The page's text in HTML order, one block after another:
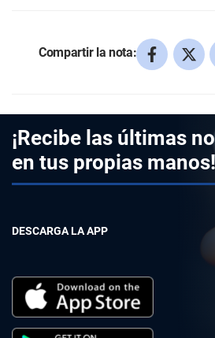
Compartir la nota:
¡Recibe las últimas
en tus propias manos!
DESCARGA LA APP